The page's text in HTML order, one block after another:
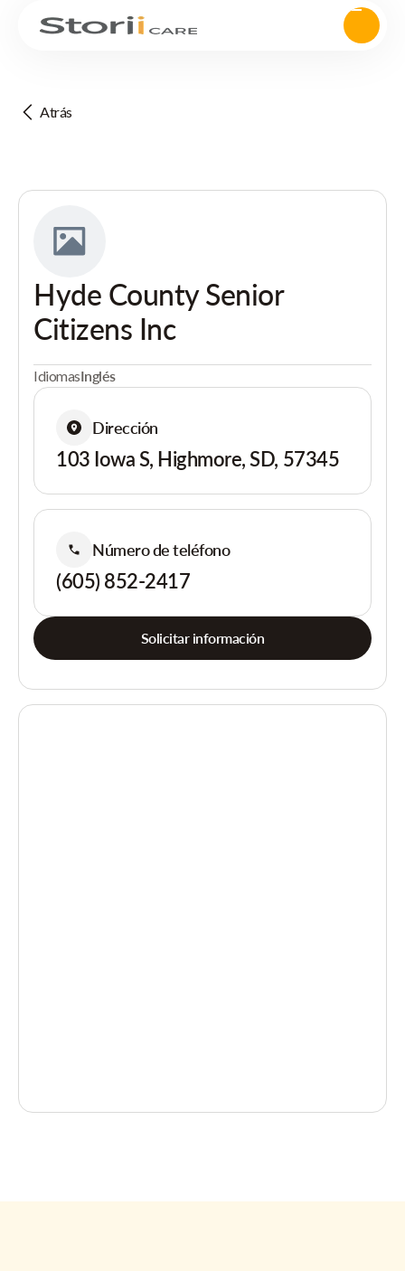
Atrás
Hyde County Senior
Citizens Inc
IdiomasInglés
Dirección
103 Iowa S, Highmore, SD, 57345
Número de teléfono
(605) 852-2417
Solicitar información